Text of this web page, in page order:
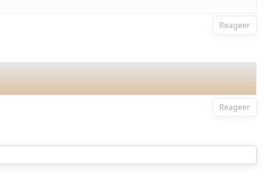
Reageer
Reageer